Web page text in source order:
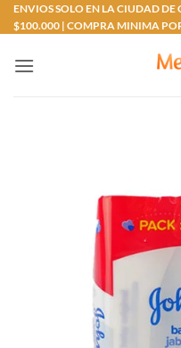
Saltar
al
ENVIOS SOLO EN LA CIUDAD DE
$100.000 | COMPRA MINIMA